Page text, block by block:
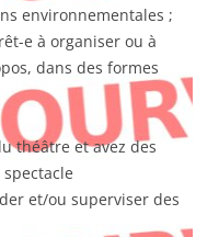
environnementales ;
e à organiser ou à
dans des formes
théâtre et avez des
et/ou superviser des